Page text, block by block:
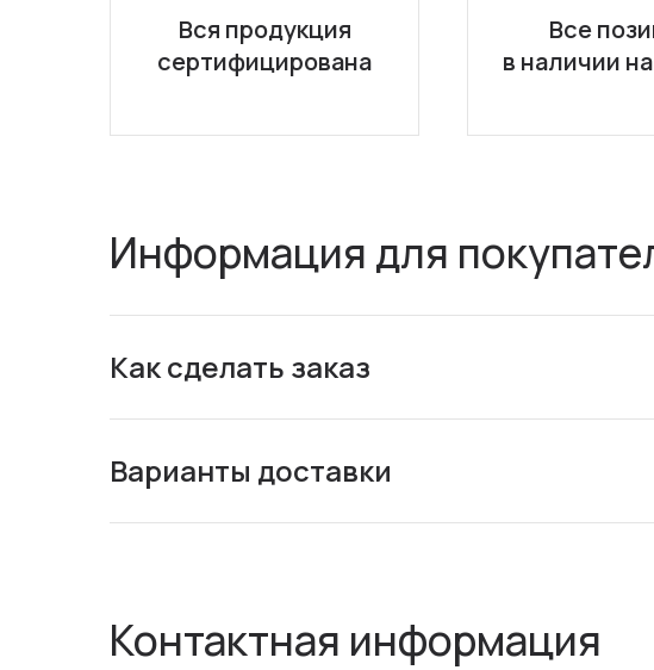
Вся продукция
сертифицирована
Все
в наличии
Информация для
Как сделать заказ
Варианты доставки
Контактная информация